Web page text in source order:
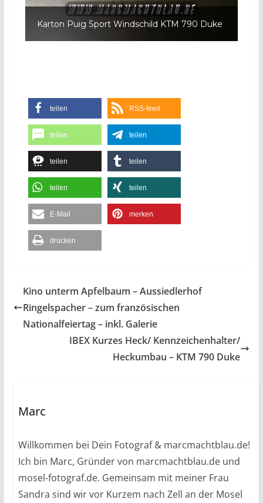
Karton Puig Sport Windschild KTM 790 Duke
teilen RSS-feed
teilen teilen
teilen teilen
teilen teilen
E-Mail merken
drucken
Kino unterm Apfelbaum – Aussiedlerhof
Ringelspacher – zum französischen
Nationalfeiertag – inkl. Galerie
IBEX Kurzes Heck/ Kennzeichenhalter/
Heckumbau – KTM 790 Duke
Marc
Willkommen bei Dein Fotograf & marcmachtblau.de!
Ich bin Marc, Gründer von marcmachtblau.de und
mosel-fotograf.de. Gemeinsam mit meiner Frau
Sandra sind wir vor Kurzem nach Zell an der Mosel